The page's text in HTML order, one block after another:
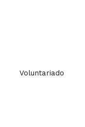
Voluntariado